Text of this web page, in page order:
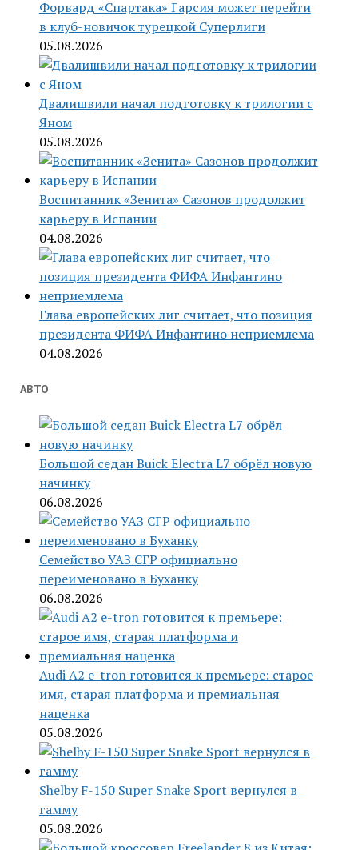
Форвард «Спартака» Гарсия может перейти
в клуб-новичок турецкой Суперлиги
05.08.2026
Двалишвили начал подготовку к трилогии с
Яном
05.08.2026
Воспитанник «Зенита» Сазонов продолжит
карьеру в Испании
04.08.2026
Глава европейских лиг считает, что позиция
президента ФИФА Инфантино неприемлема
04.08.2026
АВТО
Большой седан Buick Electra L7 обрёл новую
начинку
06.08.2026
Семейство УАЗ СГР официально
переименовано в Буханку
06.08.2026
Audi A2 e-tron готовится к премьере: старое
имя, старая платформа и премиальная
наценка
05.08.2026
Shelby F-150 Super Snake Sport вернулся в
гамму
05.08.2026